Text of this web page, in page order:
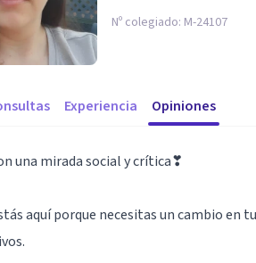
Nº colegiado: M-24107
Experiencia Opiniones
una mirada social y crítica❣
aquí porque necesitas un cambio en